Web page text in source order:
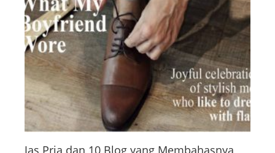
Jas Pria dan 10 Blog yang Membahasnya